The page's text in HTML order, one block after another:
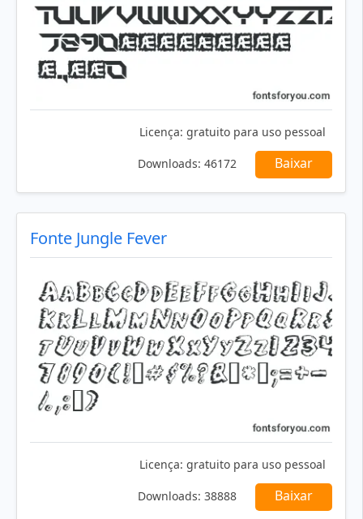
Licença: gratuito para uso pessoal
Downloads: 46172 Baixar
Fonte Jungle Fever
Licença: gratuito para uso pessoal
Downloads: 38888 Baixar